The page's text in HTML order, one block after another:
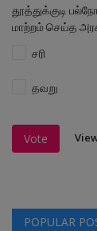
தூத்துக்குடி
மாற்றம் செய்த
சரி
தவறு
Vote
POPULAR